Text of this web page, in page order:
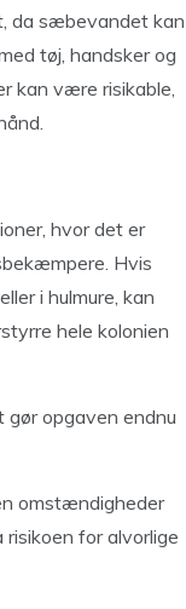
da sæbevandet kan
tøj, handsker og
kan være risikable,
hvor det er
Hvis
i hulmure, kan
hele kolonien
opgaven endnu
omstændigheder
for alvorlige